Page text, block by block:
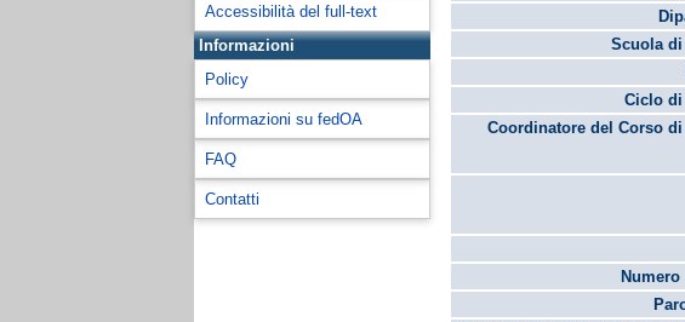
Accessibilità del full-text
Informazioni
Policy
Informazioni su fedOA
FAQ
Contatti
Scuola
Ciclo di
Coordinatore del Corso